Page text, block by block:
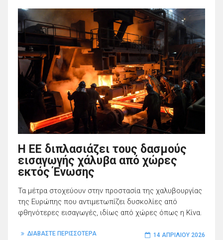
Η ΕΕ διπλασιάζει τους δασμούς
εισαγωγής χάλυβα από χώρες
εκτός Ένωσης
Τα μέτρα στοχεύουν στην προστασία της χαλυβουργίας
της Ευρώπης που αντιμετωπίζει δυσκολίες από
φθηνότερες εισαγωγές, ιδίως από χώρες όπως η Κίνα.
ΔΙΑΒΑΣΤΕ ΠΕΡΙΣΣΟΤΕΡΑ 14 ΑΠΡΙΛΊΟΥ 2026